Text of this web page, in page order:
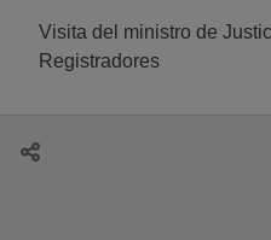
Visita del ministro de
Registradores